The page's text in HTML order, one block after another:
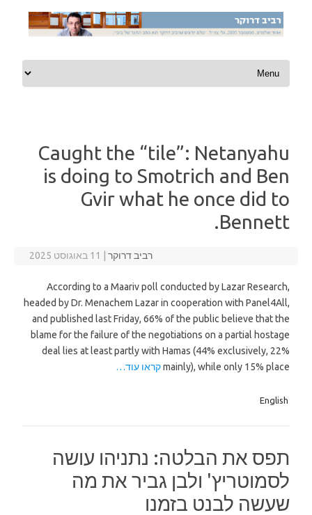
Skip to content
Caught the “tile”: Netanyahu
is doing to Smotrich and Ben
Gvir what he once did to
Bennett.
רביב דרוקר 11 באוגוסט 2025
According to a Maariv poll conducted by Lazar Research,
headed by Dr. Menachem Lazar in cooperation with Panel4All,
and published last Friday, 66% of the public believe that the
blame for the failure of the negotiations on a partial hostage
deal lies at least partly with Hamas (44% exclusively, 22%
mainly), while only 15% placeקראו עוד…
English
תפס את הבלטה: נתניהו עושה
לסמוטריץ' ולבן גביר את מה
שעשה לבנט בזמנו